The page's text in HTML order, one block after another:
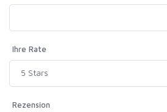
Ihre Rate
Rezension